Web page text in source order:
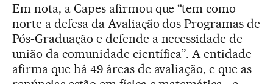
Em nota, a Capes afirmou que “tem como
norte a defesa da Avaliação dos Programas de
Pós-Graduação e defende a necessidade de
união da comunidade científica”. A entidade
afirma que há 49 áreas de avaliação, e que as